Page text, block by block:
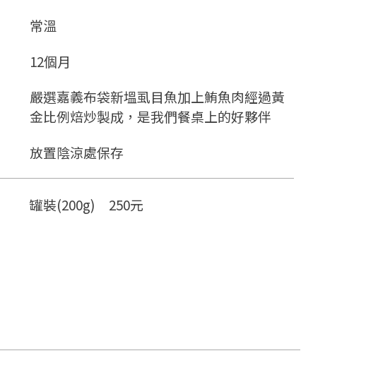
常溫
12個月
嚴選嘉義布袋新塭虱目魚加上鮪魚肉經過黃
金比例焙炒製成，是我們餐桌上的好夥伴
放置陰涼處保存
罐裝(200g) 250元